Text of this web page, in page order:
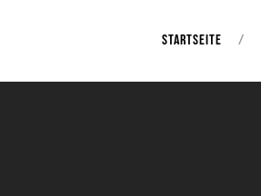
STARTSEITE